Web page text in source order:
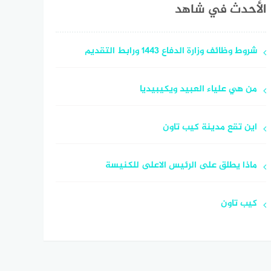
الأحدث في شاهد
شروط وظائف وزارة الدفاع 1443 ورابط التقديم
من هي علياء العبيد ويكيبيديا
اين تقع مدينة كيب تاون
ماذا يطلق على الرئيس الاعلى للكنيسة
كيب تاون